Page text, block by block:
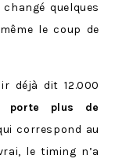
quelques
le coup de
déjà dit 12.000
porte plus de
correspond au
le timing n’a